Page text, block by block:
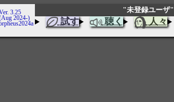
3.25
2024-)
"未登録ユーザ"
試す 聴く 人々